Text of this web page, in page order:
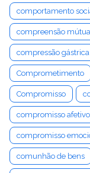
comportamento
compreensão mútua
compressão gástrica
Comprometimento
Compromisso
compromisso afetivo
compromisso
comunhão de bens